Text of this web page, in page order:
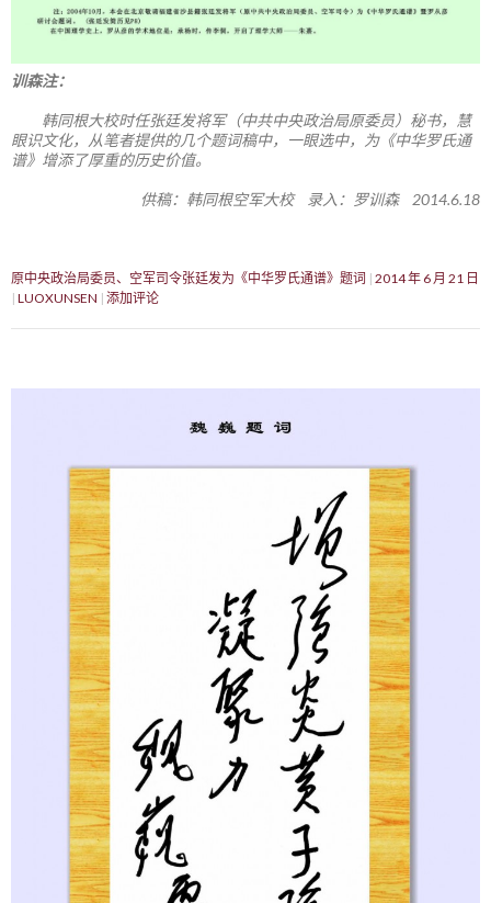
训森注：
韩同根大校时任张廷发将军（中共中央政治局原委员）秘书，慧
眼识文化，从笔者提供的几个题词稿中，一眼选中，为《中华罗氏通
谱》增添了厚重的历史价值。
供稿：韩同根空军大校 录入：罗训森 2014.6.18
原中央政治局委员、空军司令张廷发为《中华罗氏通谱》题词 2014 年 6 月 21 日
LUOXUNSEN 添加评论